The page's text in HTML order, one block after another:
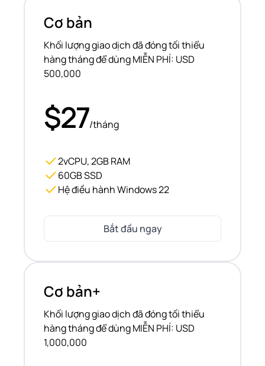
Cơ bản
Khối lượng giao dịch đã đóng tối thiểu
hàng tháng để dùng MIỄN PHÍ: USD
500,000
$27/tháng
2vCPU, 2GB RAM
60GB SSD
Hệ điều hành Windows 22
Bắt đầu ngay
Cơ bản+
Khối lượng giao dịch đã đóng tối thiểu
hàng tháng để dùng MIỄN PHÍ: USD
1,000,000